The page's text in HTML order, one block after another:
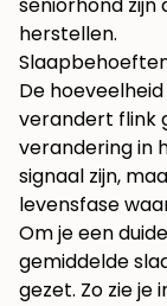
seniorhond zijn
herstellen.
De
verandert flink
verandering in
signaal zijn,
levensfase
Om je een
gemiddelde
gezet. Zo zie je